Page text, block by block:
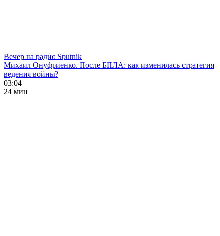
Вечер на радио Sputnik
Михаил Онуфриенко. После БПЛА: как изменилась стратегия
ведения войны?
03:04
24 мин